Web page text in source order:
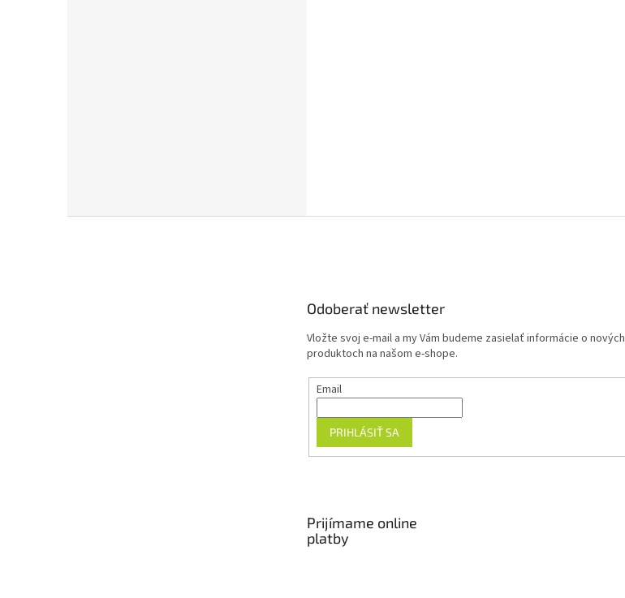
Odoberať newsletter
Vložte svoj e-mail a my Vám budeme zasielať informácie o nových
produktoch na našom e-shope.
Email
PRIHLÁSIŤ SA
Prijímame online
platby